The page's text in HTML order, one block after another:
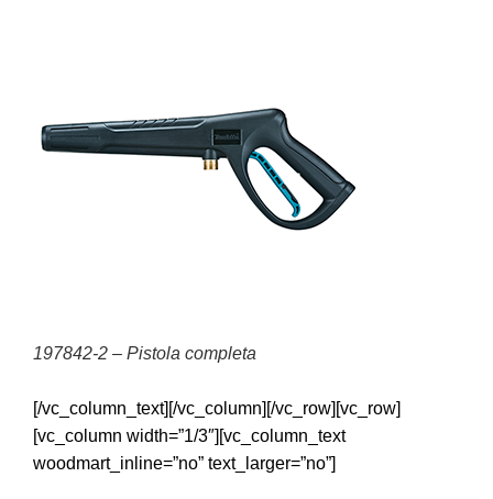
197842-2 – Pistola completa
[/vc_column_text][/vc_column][/vc_row][vc_row]
[vc_column width=”1/3″][vc_column_text
woodmart_inline=”no” text_larger=”no”]